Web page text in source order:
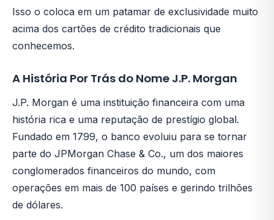
Isso o coloca em um patamar de exclusividade muito
acima dos cartões de crédito tradicionais que
conhecemos.
A História Por Trás do Nome J.P. Morgan
J.P. Morgan é uma instituição financeira com uma
história rica e uma reputação de prestígio global.
Fundado em 1799, o banco evoluiu para se tornar
parte do JPMorgan Chase & Co., um dos maiores
conglomerados financeiros do mundo, com
operações em mais de 100 países e gerindo trilhões
de dólares.